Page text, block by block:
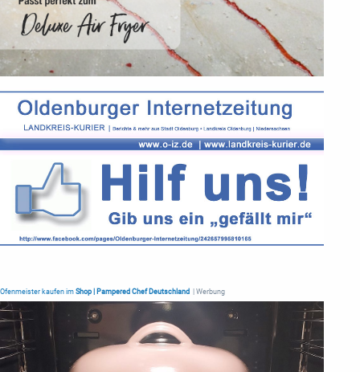
Ofenmeister kaufen im Shop | Pampered Chef Deutschland | Werbung